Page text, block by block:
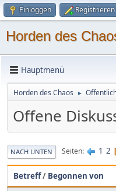
Einloggen Registrieren
Horden des
Hauptmenü
Horden des Chaos ►
Offene
NACH UNTEN Seiten 1 2
Betreff/ Begonnen von